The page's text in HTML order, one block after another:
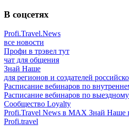
В соцсетях
Profi.Travel.News
все новости
Профи в трэвел тут
чат для общения
Знай Наше
для регионов и создателей
Расписание вебинаров по
Расписание вебинаров по
Сообщество Loyalty
Profi.Travel News в MAX Знай Наше
Profi.travel